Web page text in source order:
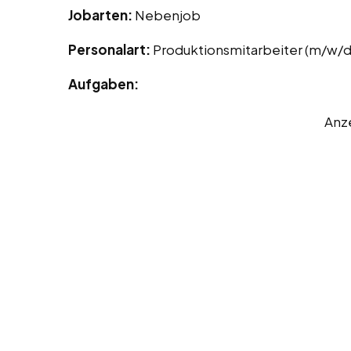
Jobarten: Nebenjob
Personalart: Produktionsmitarbeiter (m/w/
Aufgaben: